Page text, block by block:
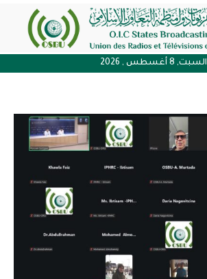
السبت, 8 أغسطس , 2026